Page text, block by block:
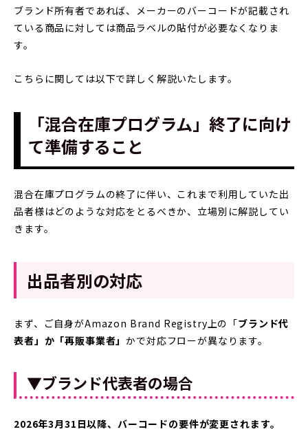
ブランド所有者であれば、メーカーのバーコードが記載され
ている商品に対しては商品ラベルの貼付が必要なくなりま
す。
こちらに関しては以下で詳しく解説いたします。
「混合在庫プログラム」終了に向け
て準備すること
混合在庫プログラムの終了に伴い、これまで利用していた出
品者様はどのような対応をとるべきか、立場別に解説してい
きます。
出品者別の対応
まず、ご自身がAmazon Brand Registry上の「ブランド代
表者」か「再販事業者」かで対応フローが異なります。
▼ブランド代表者の場合
2026年3月31日以降、バーコードの要件が変更されます。